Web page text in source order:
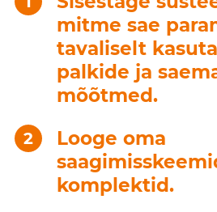
mitme sae
tavaliselt
palkide ja
mõõtmed.
Looge oma
komplektid.